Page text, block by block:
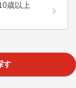
歳以上
す